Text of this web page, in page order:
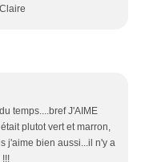
temps....bref J'AIME
plutot vert et marron,
j'aime bien aussi...il n'y a